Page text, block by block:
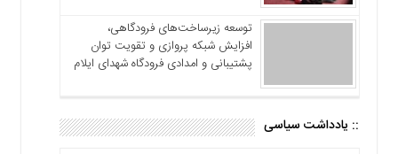
توسعه زیرساخت‌های فرودگاهی،
افزایش شبکه پروازی و تقویت توان
پشتیبانی و امدادی فرودگاه شهدای ایلام
:: یادداشت سیاسی